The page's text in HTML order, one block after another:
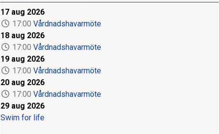
17 aug 2026
17:00 Vårdnadshavarmöte
18 aug 2026
17:00 Vårdnadshavarmöte
19 aug 2026
17:00 Vårdnadshavarmöte
20 aug 2026
17:00 Vårdnadshavarmöte
29 aug 2026
Swim for life